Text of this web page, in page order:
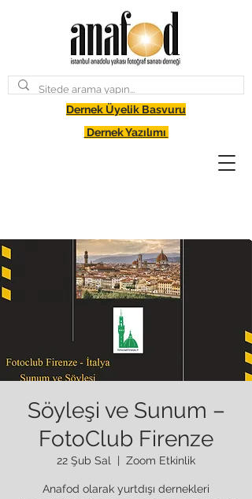
Dernek Üyelik Basvuru
Dernek Yazılımı
Söyleşi ve Sunum –
FotoClub Firenze
22 Şub Sal Zoom Etkinlik
Anafod olarak yurtdışı dernekleri